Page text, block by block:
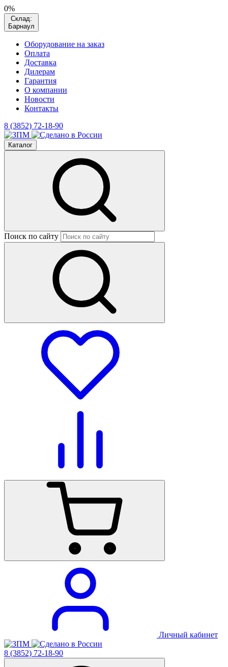
0%
Склад:
Барнаул
Оборудование на заказ
Оплата
Доставка
Дилерам
Гарантия
О компании
Новости
Контакты
8 (3852) 72-18-90
Каталог
Поиск по сайту
Личный кабинет
8 (3852) 72-18-90